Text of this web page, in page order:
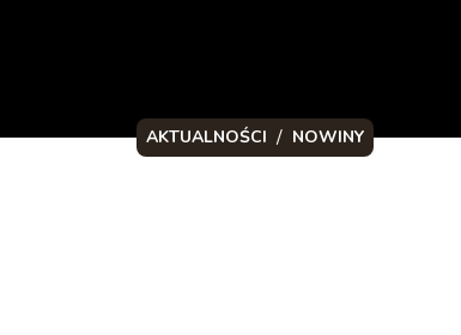
AKTUALNOŚCI / NOWINY